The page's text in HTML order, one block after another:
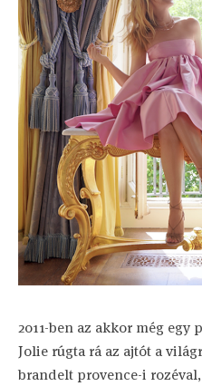
2011-ben az akkor még
Jolie rúgta rá az ajtót a
brandelt provence-i